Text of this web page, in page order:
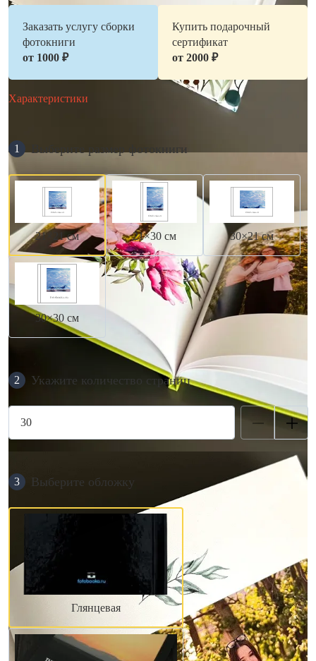
Заказать услугу сборки
фотокниги
от 1000 ₽
Купить подарочный
сертификат
от 2000 ₽
Характеристики
1 Выберите размер фотокниги
21×21 см 21×30 см 30×21 см
30×30 см
2 Укажите количество страниц
3 Выберите обложку
Глянцевая